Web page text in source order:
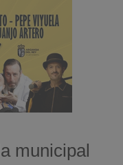
municipal